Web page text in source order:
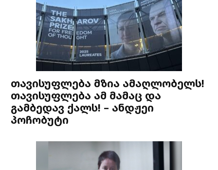
თავისუფლება მზია ამაღლობელს!
თავისუფლება ამ მამაც და
გამბედავ ქალს! – ანდჟეი
პოჩობუტი